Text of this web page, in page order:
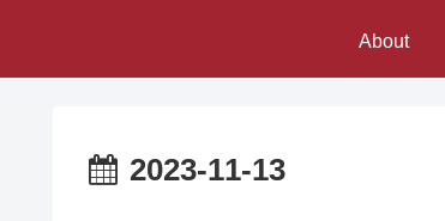
About
2023-11-13